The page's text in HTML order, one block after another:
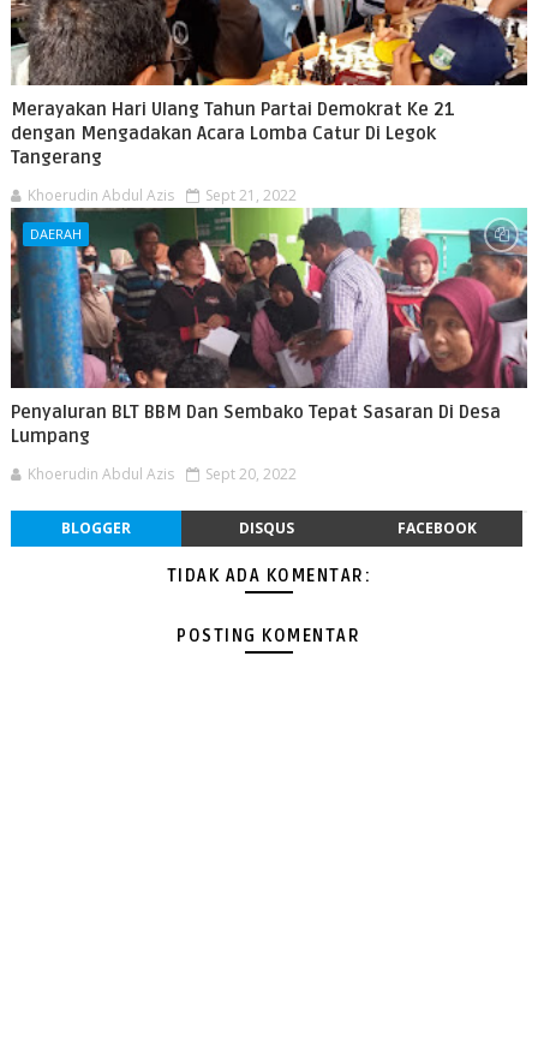
Merayakan Hari Ulang Tahun Partai Demokrat Ke 21
dengan Mengadakan Acara Lomba Catur Di Legok
Tangerang
Khoerudin Abdul Azis Sept 21, 2022
DAERAH
Penyaluran BLT BBM Dan Sembako Tepat Sasaran Di Desa
Lumpang
Khoerudin Abdul Azis Sept 20, 2022
BLOGGER DISQUS FACEBOOK
TIDAK ADA KOMENTAR:
POSTING KOMENTAR